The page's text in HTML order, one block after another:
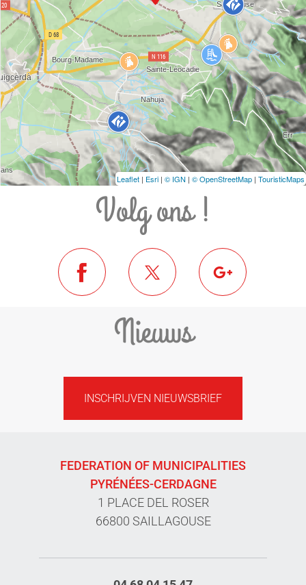
Leaflet | Esri | © IGN | © OpenStreetMap | TouristicMaps
Volg ons !
Nieuws
INSCHRIJVEN NIEUWSBRIEF
FEDERATION OF MUNICIPALITIES
PYRÉNÉES-CERDAGNE
1 PLACE DEL ROSER
66800 SAILLAGOUSE